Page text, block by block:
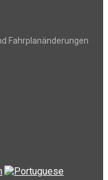
Fahrplanänderungen